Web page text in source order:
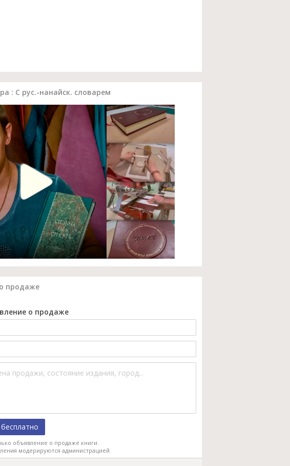
: С рус.-нанайск. словарем
продаже
о продаже
объявление о продаже книги.
модерируются администрацией.